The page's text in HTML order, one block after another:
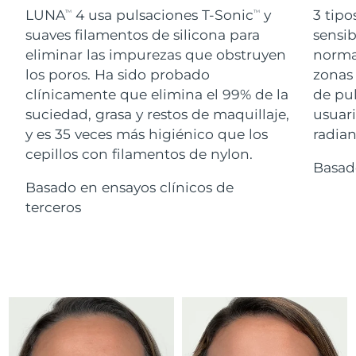
LUNATM 4 usa pulsaciones T-SonicTM
y
suaves filamentos de silicona para
eliminar las impurezas que obstruyen
los poros. Ha sido probado
clínicamente que elimina el 99% de la
suciedad, grasa y restos de maquillaje,
y es 35 veces más higiénico que los
cepillos con filamentos de nylon.
Basado en ensayos clínicos de
terceros
3
de
For healthy hair
18% PAP
Cosméticos Hombres
Comprar todo
FOREO APP
Israel Entrega prevista 8/14/26
Italia Entrega prevista 8/10/26
Japón Entrega prevista 8/13/26
Jersey Entrega prevista 8/15/26
8/12/26
Kuwait
Lituania Entrega prevista8/10/26